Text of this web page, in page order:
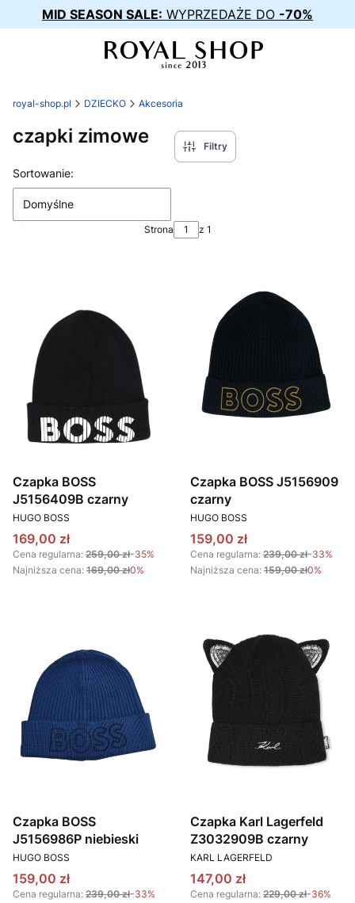
MID SEASON SALE: WYPRZEDAŻE DO -70%
royal-shop.pl DZIECKO Akcesoria
czapki zimowe Filtry
Lista produktów
Sortowanie:
Domyślne
Strona z 1
Czapka BOSS
J5156409B czarny
PRODUCENT
HUGO BOSS
Cena promocyjna
169,00 zł
Cena regularna: 259,00 zł-35%
Najniższa cena: 169,00 zł0%
Czapka BOSS J5156909
czarny
PRODUCENT
HUGO BOSS
Cena promocyjna
159,00 zł
Cena regularna: 239,00 zł-33%
Najniższa cena: 159,00 zł0%
Czapka BOSS
J5156986P niebieski
PRODUCENT
HUGO BOSS
Cena promocyjna
159,00 zł
Cena regularna: 239,00 zł-33%
Czapka Karl Lagerfeld
Z3032909B czarny
PRODUCENT
KARL LAGERFELD
Cena promocyjna
147,00 zł
Cena regularna: 229,00 zł-36%